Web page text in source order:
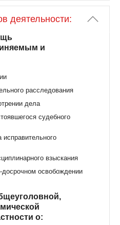
деятельности:
и
расследования
дела
судебного
взыскания
освобождении
о: